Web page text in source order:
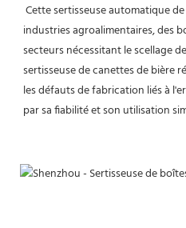
Cette sertisseuse automatique
industries agroalimentaires, des
secteurs nécessitant le scellage
sertisseuse de canettes de bière
les défauts de fabrication liés à
par sa fiabilité et son utilisation